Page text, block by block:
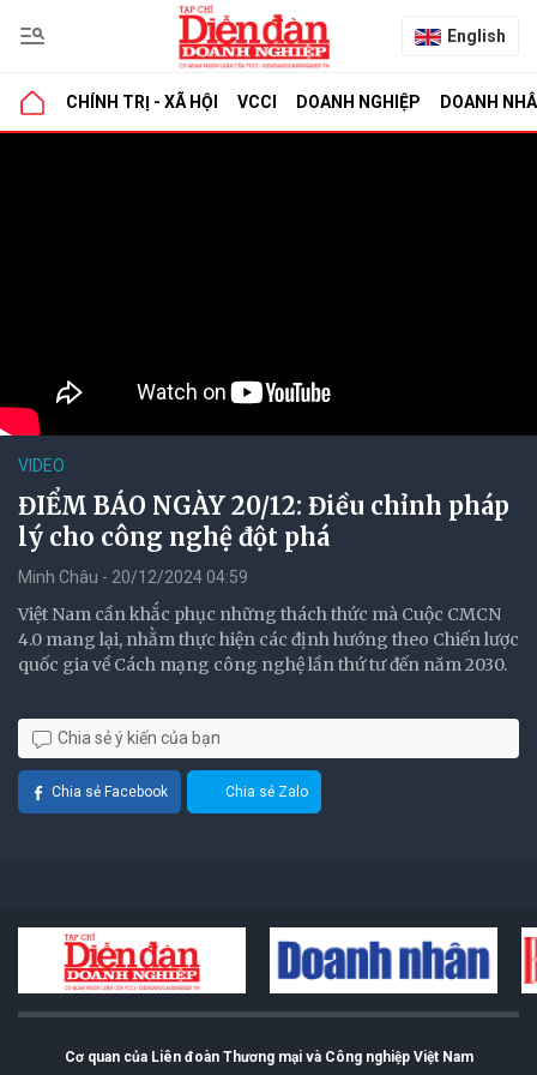
English
CHÍNH TRỊ - XÃ HỘI VCCI DOANH NGHIỆP DOANH
VIDEO
ĐIỂM BÁO NGÀY 20/12: Điều chỉnh pháp
lý cho công nghệ đột phá
Minh Châu - 20/12/2024 04:59
Việt Nam cần khắc phục những thách thức mà Cuộc CMCN
4.0 mang lại, nhằm thực hiện các định hướng theo Chiến lược
quốc gia về Cách mạng công nghệ lần thứ tư đến năm 2030.
Chia sẻ ý kiến của bạn
Chia sẻ Facebook Chia sẻ Zalo
Cơ quan của Liên đoàn Thương mại và Công nghiệp Việt Nam